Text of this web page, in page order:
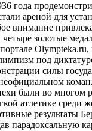
ареной для
золотые
под
силы
были во многом
атлетике
результаты